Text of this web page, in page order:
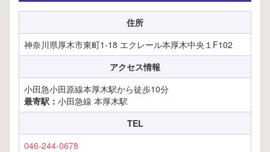
住所
神奈川県厚木市東町1-18 エクレール本厚木中央１F102
アクセス情報
小田急小田原線本厚木駅から徒歩10分
最寄駅： 小田急線 本厚木駅
TEL
046-244-0678